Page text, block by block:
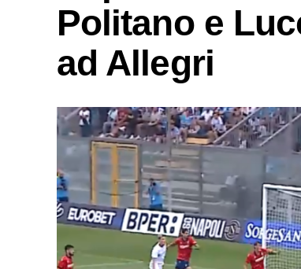
Politano e
ad Allegri